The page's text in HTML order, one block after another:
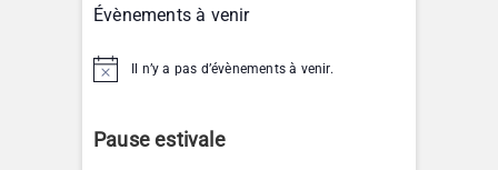
Évènements à venir
N
i
c
Il n’y a pas d’évènements à venir.
Pause estivale